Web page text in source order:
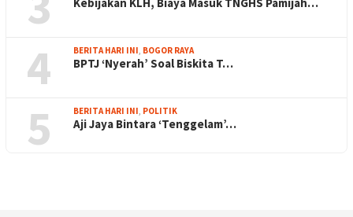
4 BERITA HARI INI BOGOR RAYA
BPTJ ‘Nyerah’ Soal Biskita T…
5 BERITA HARI INI POLITIK
Aji Jaya Bintara ‘Tenggelam’…